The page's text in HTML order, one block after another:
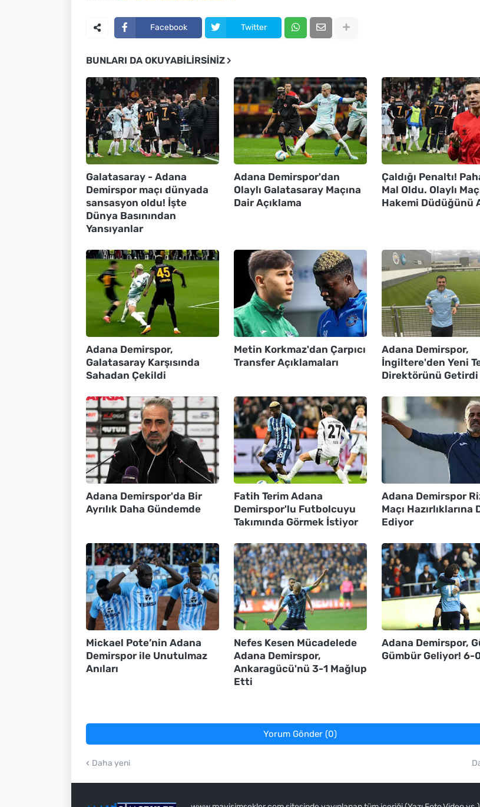
Facebook Twitter
BUNLARI DA OKUYABILIRSINIZ
Galatasaray - Adana
Demirspor maçı dünyada
sansasyon oldu! İşte
Dünya Basınından
Yansıyanlar
Adana Demirspor'dan
Olaylı Galatasaray Maçına
Dair Açıklama
Çaldığı Penaltı!
Mal Oldu. Olaylı
Hakemi Düdüğünü
Adana Demirspor,
Galatasaray Karşısında
Sahadan Çekildi
Metin Korkmaz'dan Çarpıcı
Transfer Açıklamaları
Adana Demirspor,
İngiltere'den Yeni
Direktörünü Getirdi
Adana Demirspor'da Bir
Ayrılık Daha Gündemde
Fatih Terim Adana
Demirspor'lu Futbolcuyu
Takımında Görmek İstiyor
Adana Demirspor
Maçı Hazırlıklarına
Ediyor
Mickael Pote’nin Adana
Demirspor ile Unutulmaz
Anıları
Nefes Kesen Mücadelede
Adana Demirspor,
Ankaragücü'nü 3-1 Mağlup
Etti
Adana Demirspor,
Gümbür Geliyor! 6-
Yorum Gönder (0)
Daha yeni